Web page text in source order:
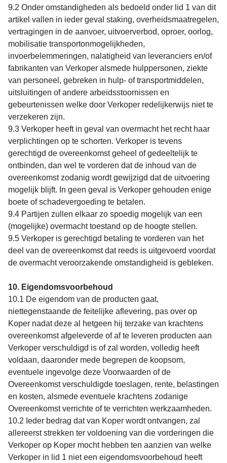
9.2 Onder omstandigheden als bedoeld onder lid 1 van dit
artikel vallen in ieder geval staking, overheidsmaatregelen,
vertragingen in de aanvoer, uitvoerverbod, oproer, oorlog,
mobilisatie transportonmogelijkheden,
invoerbelemmeringen, nalatigheid van leveranciers en/of
fabrikanten van Verkoper alsmede hulppersonen, ziekte
van personeel, gebreken in hulp- of transportmiddelen,
uitsluitingen of andere arbeidsstoornissen en
gebeurtenissen welke door Verkoper redelijkerwijs niet te
verzekeren zijn.
9.3 Verkoper heeft in geval van overmacht het recht haar
verplichtingen op te schorten. Verkoper is tevens
gerechtigd de overeenkomst geheel of gedeeltelijk te
ontbinden, dan wel te vorderen dat de inhoud van de
overeenkomst zodanig wordt gewijzigd dat de uitvoering
mogelijk blijft. In geen geval is Verkoper gehouden enige
boete of schadevergoeding te betalen.
9.4 Partijen zullen elkaar zo spoedig mogelijk van een
(mogelijke) overmacht toestand op de hoogte stellen.
9.5 Verkoper is gerechtigd betaling te vorderen van het
deel van de overeenkomst dat reeds is uitgevoerd voordat
de overmacht veroorzakende omstandigheid is gebleken.
10. Eigendomsvoorbehoud
10.1 De eigendom van de producten gaat,
niettegenstaande de feitelijke aflevering, pas over op
Koper nadat deze al hetgeen hij terzake van krachtens
overeenkomst afgeleverde of af te leveren producten aan
Verkoper verschuldigd is of zal worden, volledig heeft
voldaan, daaronder mede begrepen de koopsom,
eventuele ingevolge deze Voorwaarden of de
Overeenkomst verschuldigde toeslagen, rente, belastingen
en kosten, alsmede eventuele krachtens zodanige
Overeenkomst verrichte of te verrichten werkzaamheden.
10.2 Ieder bedrag dat van Koper wordt ontvangen, zal
allereerst strekken ter voldoening van die vorderingen die
Verkoper op Koper mocht hebben ten aanzien van welke
Verkoper in lid 1 niet een eigendomsvoorbehoud heeft